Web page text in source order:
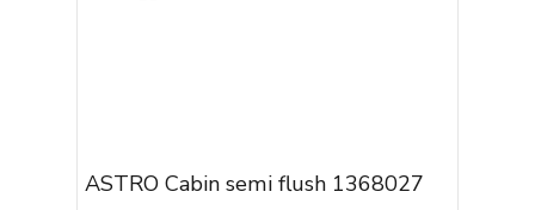
ASTRO Cabin semi flush 1368027